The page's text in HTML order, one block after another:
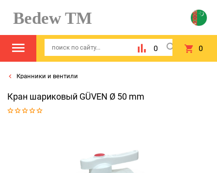
Bedew TM
0 0
Кранники и вентили
Кран шариковый GÜVEN Ø 50 mm